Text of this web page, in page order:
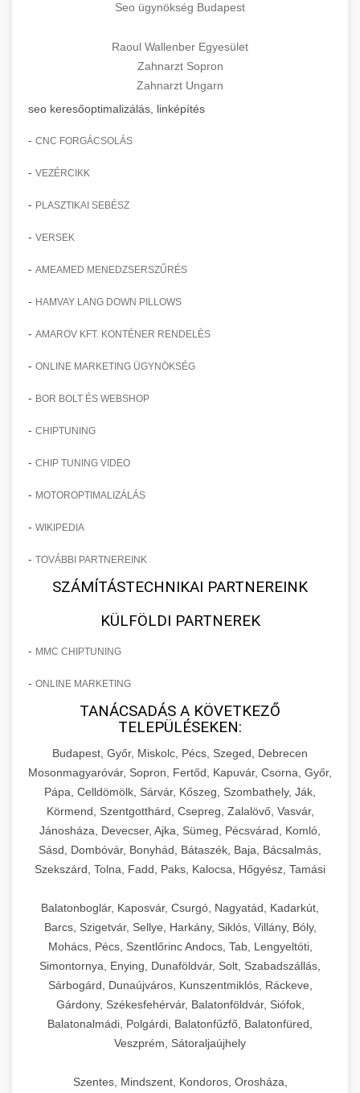
Seo ügynökség Budapest
Raoul Wallenber Egyesület
Zahnarzt Sopron
Zahnarzt Ungarn
seo keresőoptimalizálás, linképítés
- CNC FORGÁCSOLÁS
- VEZÉRCIKK
- PLASZTIKAI SEBÉSZ
- VERSEK
- AMEAMED MENEDZSERSZŰRÉS
- HAMVAY LANG DOWN PILLOWS
- AMAROV KFT. KONTÉNER RENDELÉS
- ONLINE MARKETING ÜGYNÖKSÉG
- BOR BOLT ÉS WEBSHOP
- CHIPTUNING
- CHIP TUNING VIDEO
- MOTOROPTIMALIZÁLÁS
- WIKIPEDIA
- TOVÁBBI PARTNEREINK
SZÁMÍTÁSTECHNIKAI PARTNEREINK
KÜLFÖLDI PARTNEREK
- MMC CHIPTUNING
- ONLINE MARKETING
TANÁCSADÁS A KÖVETKEZŐ
TELEPÜLÉSEKEN:
Budapest, Győr, Miskolc, Pécs, Szeged, Debrecen
Mosonmagyaróvár, Sopron, Fertőd, Kapuvár, Csorna, Győr,
Pápa, Celldömölk, Sárvár, Kőszeg, Szombathely, Ják,
Körmend, Szentgotthárd, Csepreg, Zalalövő, Vasvár,
Jánosháza, Devecser, Ajka, Sümeg, Pécsvárad, Komló,
Sásd, Dombóvár, Bonyhád, Bátaszék, Baja, Bácsalmás,
Szekszárd, Tolna, Fadd, Paks, Kalocsa, Hőgyész, Tamási
Balatonboglár, Kaposvár, Csurgó, Nagyatád, Kadarkút,
Barcs, Szigetvár, Sellye, Harkány, Siklós, Villány, Bóly,
Mohács, Pécs, Szentlőrinc Andocs, Tab, Lengyeltóti,
Simontornya, Enying, Dunaföldvár, Solt, Szabadszállás,
Sárbogárd, Dunaújváros, Kunszentmiklós, Ráckeve,
Gárdony, Székesfehérvár, Balatonföldvár, Siófok,
Balatonalmádi, Polgárdi, Balatonfűzfő, Balatonfüred,
Veszprém, Sátoraljaújhely
Szentes, Mindszent, Kondoros, Orosháza,